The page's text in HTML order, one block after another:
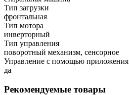
Тип загрузки
фронтальная
Тип мотора
инверторный
Тип управления
поворотный механизм, сенсорное
Управление с помощью приложения
да
Рекомендуемые товары